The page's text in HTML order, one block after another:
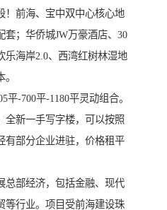
！前海、宝中双中心核心地
套；华侨城JW万豪酒店、30
乐海岸2.0、西湾红树林湿地
平-700平-1180平灵动组合。
全新一手写字楼，可以按照
有部分企业进驻，价格租平
总部经济，包括金融、现代
等行业。项目受前海建设珠